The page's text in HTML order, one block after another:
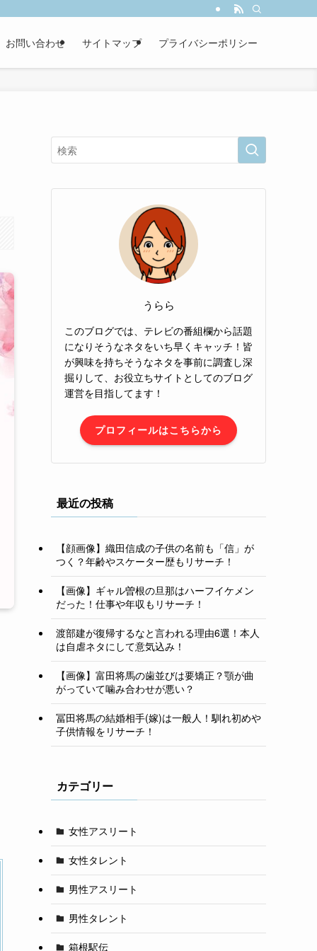
お問い合わせ サイトマップ プライバシーポリシー
うらら
このブログでは、テレビの番組欄から話題
になりそうなネタをいち早くキャッチ！皆
が興味を持ちそうなネタを事前に調査し深
掘りして、お役立ちサイトとしてのブログ
運営を目指してます！
プロフィールはこちらから
最近の投稿
【顔画像】織田信成の子供の名前も「信」が
つく？年齢やスケーター歴もリサーチ！
【画像】ギャル曽根の旦那はハーフイケメン
だった！仕事や年収もリサーチ！
渡部建が復帰するなと言われる理由6選！本人
は自虐ネタにして意気込み！
【画像】富田将馬の歯並びは要矯正？顎が曲
がっていて噛み合わせが悪い？
冨田将馬の結婚相手(嫁)は一般人！馴れ初めや
子供情報をリサーチ！
カテゴリー
女性アスリート
女性タレント
男性アスリート
男性タレント
箱根駅伝